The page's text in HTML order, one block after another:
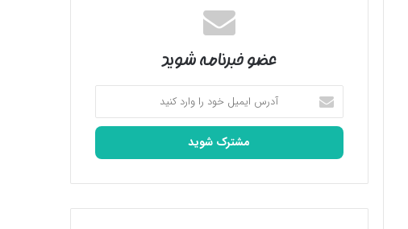
عضو خبرنامه شوید
آدرس
ایمیل
خود
وارد